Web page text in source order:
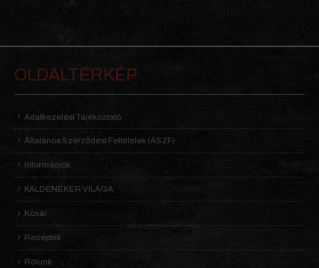
OLDALTÉRKÉP
Adatkezelési Tájékoztató
Általános Szerződési Feltételek (ÁSZF)
Információk
KALDENEKER VILÁGA
Kosár
Receptek
Rólunk